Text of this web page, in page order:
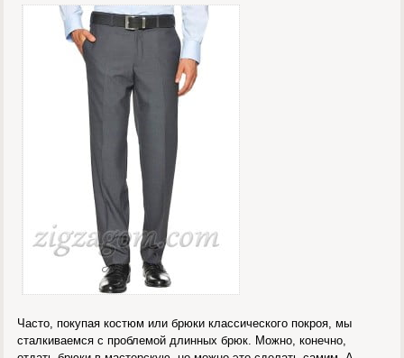
Часто, покупая костюм или брюки классического покроя, мы
сталкиваемся с проблемой длинных брюк. Можно, конечно,